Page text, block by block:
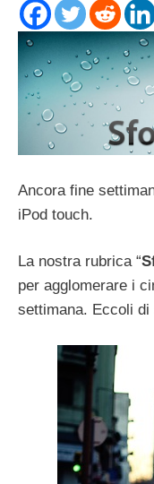
Ancora fine
iPod touch.
La nostra rubrica “
per agglomerare i
settimana. Eccoli di